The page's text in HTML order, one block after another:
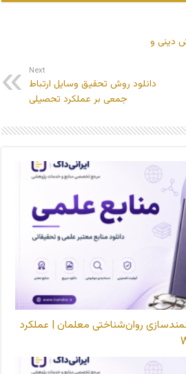
دینی و
Next
دانلود روش تحقیق وسایل ارتباط
جمعی بر عملکرد تحصیلی
روان‌شناختی معلمان | عملکرد